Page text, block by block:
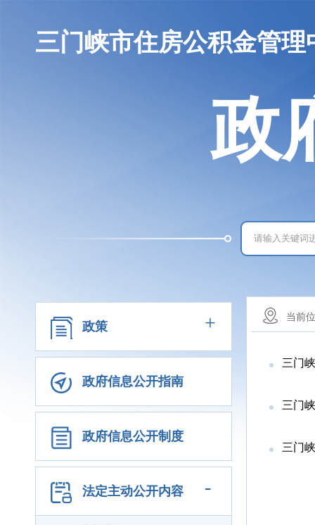
三门峡市住房公积金管理
政
政策 +
政府信息公开指南
政府信息公开制度
法定主动公开内容 -
当前
三门峡市
三门
三门